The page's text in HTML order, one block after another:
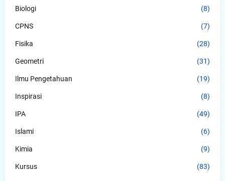
Biologi (8)
CPNS (7)
Fisika (28)
Geometri (31)
Ilmu Pengetahuan (19)
Inspirasi (8)
IPA (49)
Islami (6)
Kimia (9)
Kursus (83)